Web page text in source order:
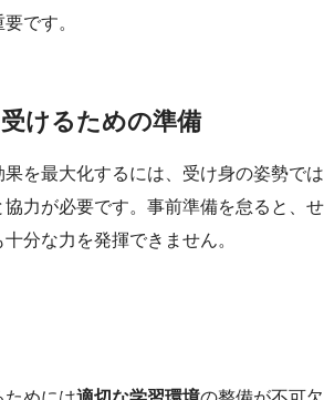
です。
けるための準備
を最大化するには、受け身の姿勢では
力が必要です。事前準備を怠ると、せ
分な力を発揮できません。